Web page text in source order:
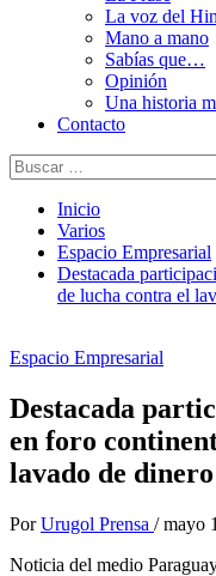
La voz del
Mano a mano
Sabías que…
Opinión
Una historia
Contacto
Buscar:
Inicio
Varios
Espacio Empresarial
Destacada
de lucha contra el
Espacio Empresarial
Destacada
en foro
lavado de dinero
Por Urugol Prensa / mayo
Noticia del medio